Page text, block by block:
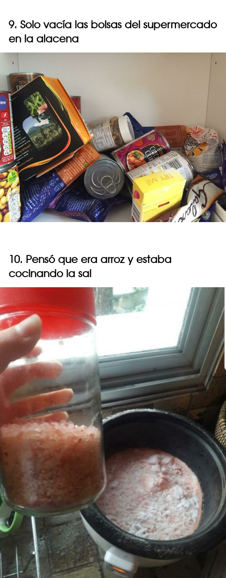
9. Solo vacía las bolsas del supermercado
en la alacena
10. Pensó que era arroz y estaba
cocinando la sal